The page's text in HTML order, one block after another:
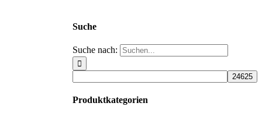
Suche
Suche nach:
Produktkategorien